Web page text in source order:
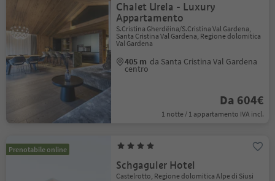
Chalet Urela - Luxury
Appartamento
S.Cristina Gherdëina/S.Cristina Val Gardena,
Santa Cristina Val Gardena, Regione dolomitica
Val Gardena
405 m da Santa Cristina Val Gardena
centro
Da 604€
1 notte / 1 appartamento IVA incl.
Prenotabile online
Schgaguler Hotel
Castelrotto, Regione dolomitica Alpe di Siusi